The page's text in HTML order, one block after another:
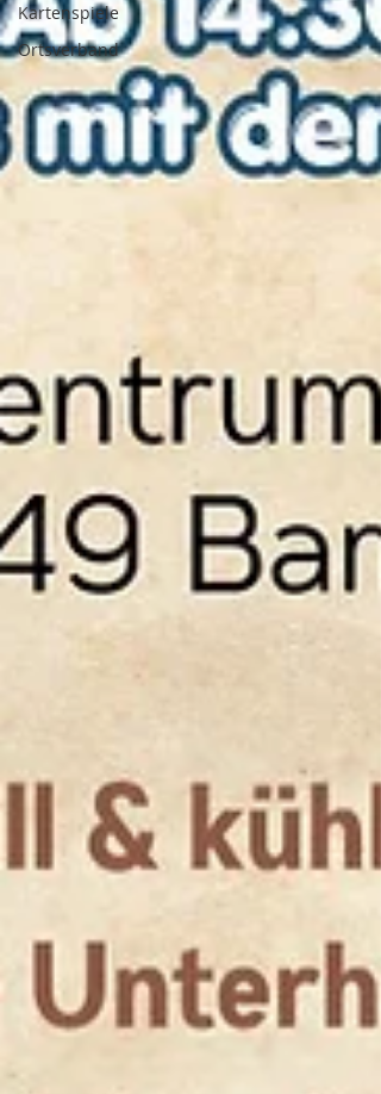
Kartenspiele
Ortsverband